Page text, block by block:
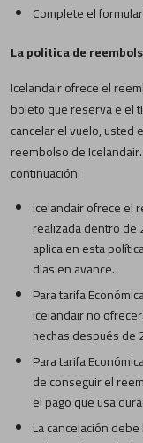
Complete el
La politica de
Icelandair ofrece el
boleto que reserva e el
cancelar el vuelo, usted
reembolso de
continuación:
Icelandair ofrece el
realizada dentro de
aplica en esta
días en avance.
Para tarifa
Icelandair no
hechas después de
Para tarifa
de conseguir el
el pago que usa
La cancelación